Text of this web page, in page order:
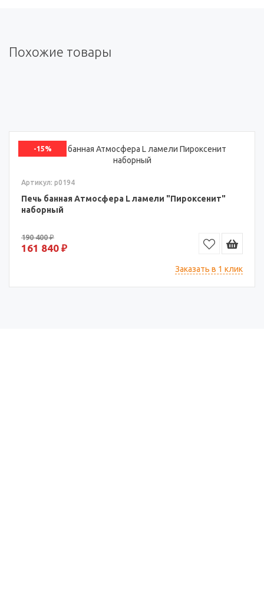
Похожие товары
-15%
Артикул: p0194
Печь банная Атмосфера L ламели "Пироксенит"
наборный
190 400 ₽
161 840 ₽
Заказать в 1 клик